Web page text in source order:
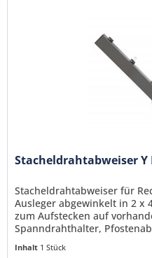
Stacheldrahtabweiser Y
Stacheldrahtabweiser für
Ausleger abgewinkelt in 2 x
zum Aufstecken auf
Spanndrahthalter,
Inhalt 1 Stück